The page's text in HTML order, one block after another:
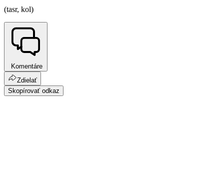
(tasr, kol)
Komentáre
Zdielať
Skopírovať odkaz